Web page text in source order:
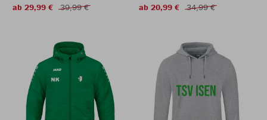
ab 29,99 €
39,99 €
ab 20,99 €
34,99 €